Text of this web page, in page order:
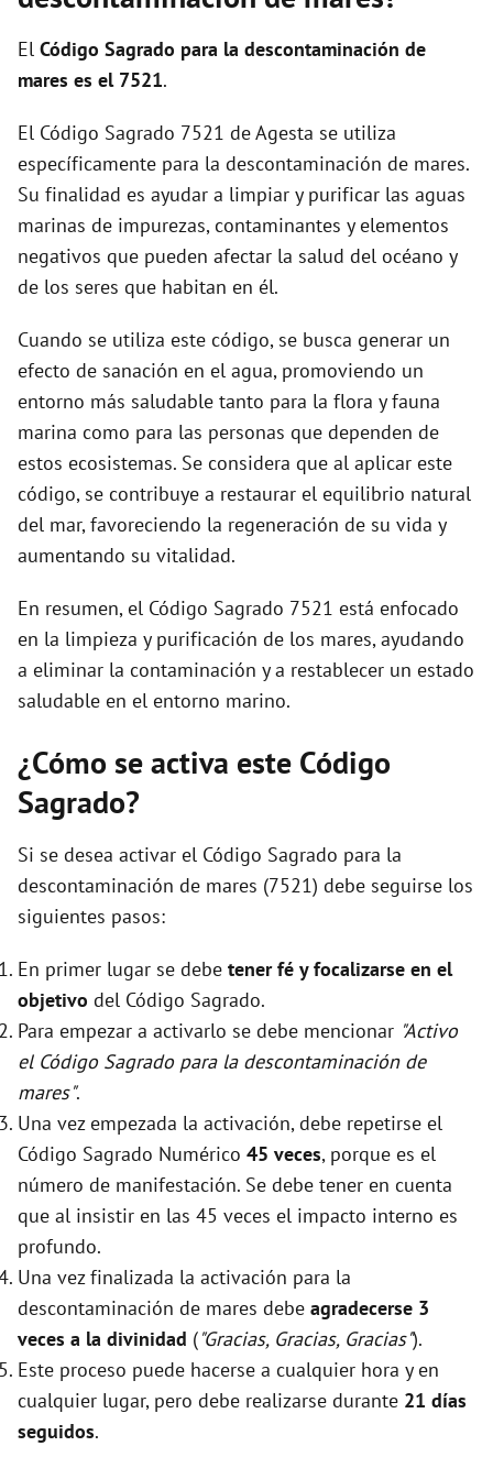
i
e
o
El Código Sagrado para la descontaminación de
mares es el 7521.
El Código Sagrado 7521 de Agesta se utiliza
específicamente para la descontaminación de mares.
Su finalidad es ayudar a limpiar y purificar las aguas
marinas de impurezas, contaminantes y elementos
negativos que pueden afectar la salud del océano y
de los seres que habitan en él.
Cuando se utiliza este código, se busca generar un
efecto de sanación en el agua, promoviendo un
entorno más saludable tanto para la flora y fauna
marina como para las personas que dependen de
estos ecosistemas. Se considera que al aplicar este
código, se contribuye a restaurar el equilibrio natural
del mar, favoreciendo la regeneración de su vida y
aumentando su vitalidad.
En resumen, el Código Sagrado 7521 está enfocado
en la limpieza y purificación de los mares, ayudando
a eliminar la contaminación y a restablecer un estado
saludable en el entorno marino.
¿Cómo se activa este Código
Sagrado?
Si se desea activar el Código Sagrado para la
descontaminación de mares (7521) debe seguirse los
siguientes pasos:
En primer lugar se debe tener fé y focalizarse en el
objetivo del Código Sagrado.
Para empezar a activarlo se debe mencionar "Activo
el Código Sagrado para la descontaminación de
mares".
Una vez empezada la activación, debe repetirse el
Código Sagrado Numérico 45 veces, porque es el
número de manifestación. Se debe tener en cuenta
que al insistir en las 45 veces el impacto interno es
profundo.
Una vez finalizada la activación para la
descontaminación de mares debe agradecerse 3
veces a la divinidad ("Gracias, Gracias, Gracias").
Este proceso puede hacerse a cualquier hora y en
cualquier lugar, pero debe realizarse durante 21 días
seguidos.